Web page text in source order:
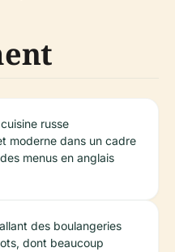
russe
moderne dans un cadre
menus en anglais
des boulangeries
dont beaucoup